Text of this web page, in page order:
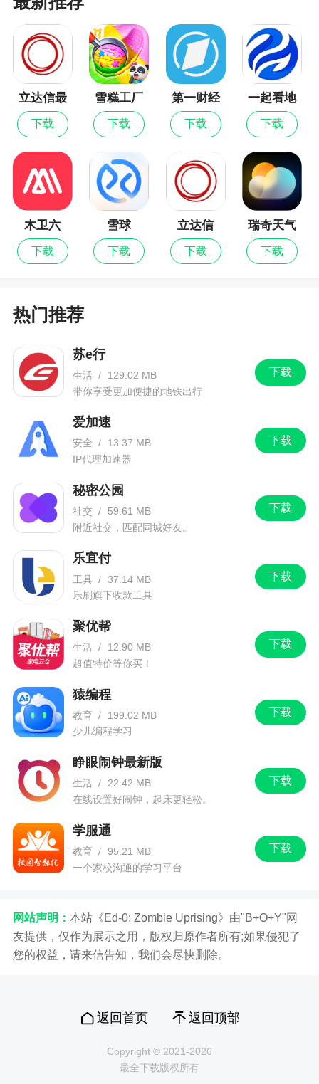
1、上海闵行区浦江镇联航路1698号·浦江壹品
仓
2、上海浦东新区沪南公路5088号·航头壹品仓
3、上海奉贤区航南公路5000号·南桥壹品仓
4、上海浦东新区南六公路689号·南汇壹品仓
5、上海长宁区通协路269号B1层·临空壹品仓
每日的营业时间为：9点-21点，全年无休~
所以，如果你在上海，并且抱有疑虑，你可以
就近来店里先看看，再剁手，是最理性的方式！
B、线上APP：
目的是方便上海以外地区，或者因时不能前往现场
购买的人群。APP的品牌折扣和线下基本一样，目
各项权益。
同时，APP里面还有一些门店没有的品牌，你
心，更安心！
三、为什么发货地不是上海？
关于这一点很多人无法理解，在各大回答下质
疑说，壹品仓在上海，为什么他买的东西不是在上
海发货的呢？可以这么理解：我们和品牌方谈了销
买后，我们实时把信息给到品牌方的仓库，由他们
来发货。货品不经过我们的手，只在品牌方和消费
四、关于售后
首先需要阐明的是，壹品仓所售都是有保障的
知乎里看到很多人都在倾诉说，买了某个品牌的衣
服或鞋子或其他，收到后感觉皱皱巴巴的，或者线
定我们在卖假货。这是一个很大的误区。
1、收到货品品相不好？
前面我们说过了，我们的货品都是从正品品牌
方的仓库，或者商场下架而来，那么，这件货品的
命运是如何的呢：
的手上。
这么曲折的路子，在你收到的时候，鞋盒受损
品都是这样的，还有很多的款式其实压根就没开封
我以后买的衣服都是别人穿过的...有点无语哈），到
你手上，你还是第一次打开它包装的人，当然遇到
立达信最
新版
下载
雪糕工厂
下载
第一财经
下载
一起看地
图
下载
木卫六
下载
雪球
下载
立达信
下载
瑞奇天气
下载
热门推荐
下载
苏e行
生活 /
129.02 MB
带你享受更加便捷的地铁出行
下载
爱加速
安全 /
13.37 MB
IP代理加速器
下载
秘密公园
社交 /
59.61 MB
附近社交，匹配同城好友。
下载
乐宜付
工具 / 37.14 MB
乐刷旗下收款工具
下载
聚优帮
生活 /
12.90 MB
超值特价等你买！
下载
猿编程
教育 /
199.02 MB
少儿编程学习
下载
睁眼闹钟最新版
生活 / 22.42 MB
在线设置好闹钟，起床更轻松。
下载
学服通
教育 / 95.21 MB
一个家校沟通的学习平台
网站声明： 本站《Ed-0: Zombie Uprising》由"B+O+Y"网
友提供，仅作为展示之用，版权归原作者所有;如果侵犯了
您的权益，请来信告知，我们会尽快删除。
返回首页 返回顶部
Copyright © 2021-2026
最全下载版权所有